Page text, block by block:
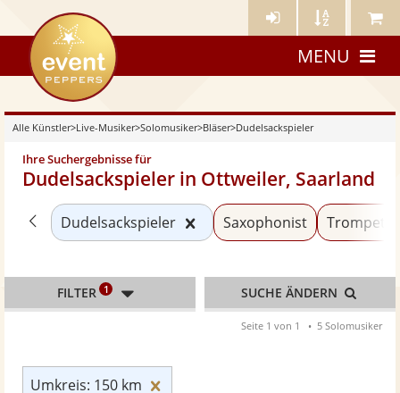
Künstler- Künstler Meine
eventpeppers
MENU
Alle Künstler>Live-Musiker>Solomusiker>Bläser>Dudelsackspieler
Ihre Suchergebnisse für
Dudelsackspieler in Ottweiler, Saarland
Zurück zu «Bläser»
Dudelsackspieler Kategorie
Saxophonist Trompeter
Umkreis: 150 km
FILTER 1 SUCHE ÄNDERN
Seite 1 von 1 5 Solomusiker